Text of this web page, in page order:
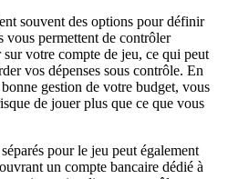
souvent des options pour définir
vous permettent de contrôler
votre compte de jeu, ce qui peut
vos dépenses sous contrôle. En
gestion de votre budget, vous
de jouer plus que ce que vous
pour le jeu peut également
un compte bancaire dédié à